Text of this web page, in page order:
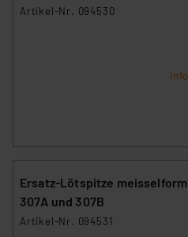
Artikel-Nr. 094530
Ersatz-Lötspitze
307A und 307B
Artikel-Nr. 094531